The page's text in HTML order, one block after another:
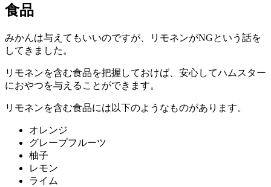
食品
みかんは与えてもいいのですが、リモネンがNGという話を
してきました。
リモネンを含む食品を把握しておけば、安心してハムスター
におやつを与えることができます。
リモネンを含む食品には以下のようなものがあります。
オレンジ
グレープフルーツ
柚子
レモン
ライム